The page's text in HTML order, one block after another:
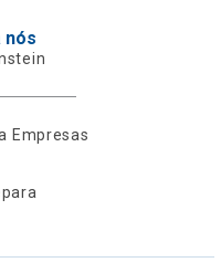
nós
Empresas